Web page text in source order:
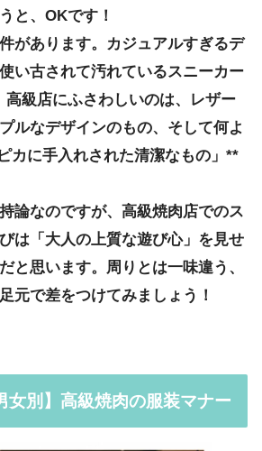
と、OKです！
があります。カジュアルすぎるデ
い古されて汚れているスニーカー
高級店にふさわしいのは、レザー
ルなデザインのもの、そして何よ
カに手入れされた清潔なもの」**
論なのですが、高級焼肉店でのス
は「大人の上質な遊び心」を見せ
と思います。周りとは一味違う、
元で差をつけてみましょう！
女別】高級焼肉の服装マナー